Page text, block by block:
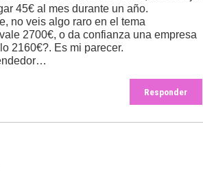
45€ al mes durante un año.
no veis algo raro en el tema
2700€, o da confianza una empresa
2160€?. Es mi parecer.
Responder